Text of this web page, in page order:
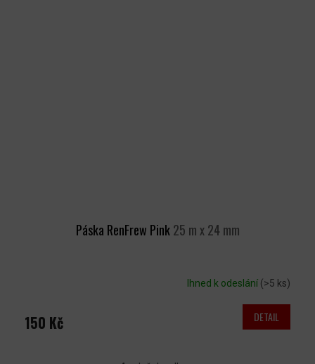
Páska RenFrew Pink25 m x 24 mm
Ihned k odeslání (>5 ks)
150 Kč DETAIL